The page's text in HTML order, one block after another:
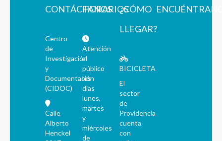
CONTÁCTANOS
Centro
de
Investigación
y
Documentación
(CIDOC)
Calle
Alberto
Henckel
HORARIOS
Atención
al
público
los
días
lunes,
martes
y
miércoles
de
¿CÓMO
LLEGAR?
BICICLETA
El
sector
de
Providencia
cuenta
con